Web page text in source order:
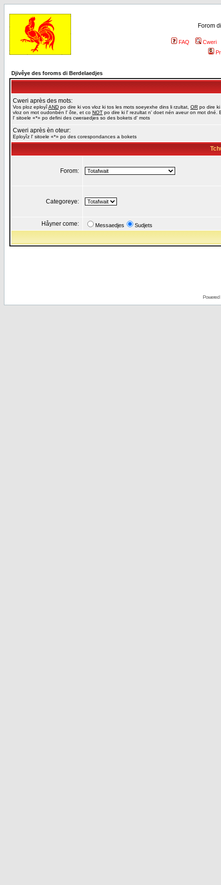
Forom
FAQ
Cweri
Djivêye des foroms di Berdelaedjes
Cweri après des mots:
Vos ploz eployîAND po dire ki vos vloz ki tos les mots soeyexhe dins li rzultat, OR po dire ki
vloz on mot oudonbén l' ôte, et co NOT po dire ki l' rezultat n' doet nén aveur on mot dné.
l' sitoele «*» po defini des cweraedjes so des bokets d' mots
Cweri après èn oteur:
Eployîz l' sitoele «*» po des corespondances a bokets
Forom:
Categoreye:
Håyner come: Messaedjes Sudjets
Powered